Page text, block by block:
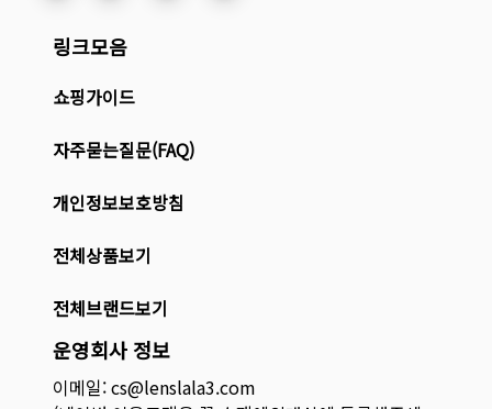
링크모음
쇼핑가이드
자주묻는질문(FAQ)
개인정보보호방침
전체상품보기
전체브랜드보기
운영회사 정보
이메일: cs@lenslala3.com